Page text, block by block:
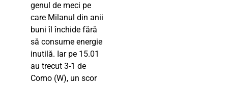
genul de meci pe
care Milanul din anii
buni îl închide fără
să consume energie
inutilă. Iar pe 15.01
au trecut 3-1 de
Como (W), un scor